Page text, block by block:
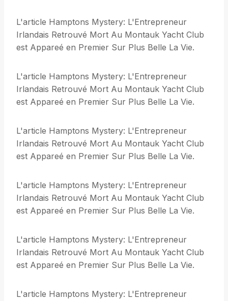
L'article Hamptons Mystery: L'Entrepreneur
Irlandais Retrouvé Mort Au Montauk Yacht Club
est Appareé en Premier Sur Plus Belle La Vie.
L'article Hamptons Mystery: L'Entrepreneur
Irlandais Retrouvé Mort Au Montauk Yacht Club
est Appareé en Premier Sur Plus Belle La Vie.
L'article Hamptons Mystery: L'Entrepreneur
Irlandais Retrouvé Mort Au Montauk Yacht Club
est Appareé en Premier Sur Plus Belle La Vie.
L'article Hamptons Mystery: L'Entrepreneur
Irlandais Retrouvé Mort Au Montauk Yacht Club
est Appareé en Premier Sur Plus Belle La Vie.
L'article Hamptons Mystery: L'Entrepreneur
Irlandais Retrouvé Mort Au Montauk Yacht Club
est Appareé en Premier Sur Plus Belle La Vie.
L'article Hamptons Mystery: L'Entrepreneur